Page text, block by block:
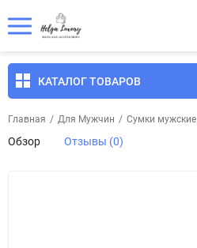
КАТАЛОГ ТОВАРОВ
Главная / Для Мужчин / Сумки мужские
Обзор Отзывы (0)